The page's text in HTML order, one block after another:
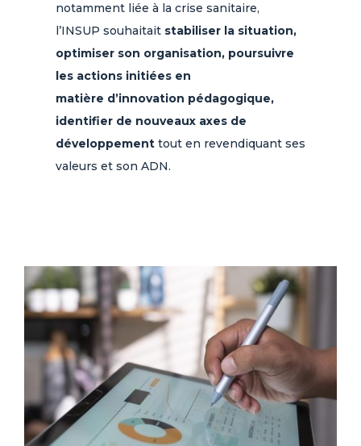
notamment liée à la crise sanitaire,
l’INSUP souhaitait stabiliser la situation,
optimiser son organisation, poursuivre
les actions initiées en
matière d’innovation pédagogique,
identifier de nouveaux axes de
développement tout en revendiquant ses
valeurs et son ADN.